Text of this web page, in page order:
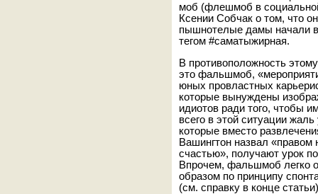
моб (флешмоб в
Ксении Собчак о том, что
пышнотелые дамы начали
тегом #саматыжирная.
В противоположность
это фальшмоб,
юных провластных
которые вынуждены
идиотов ради того, чтобы
всего в этой ситуации
которые вместо
Вашингтон назвал «правом
счастью», получают урок
Впрочем, фальшмоб легко
образом по принципу
(см. справку в конце